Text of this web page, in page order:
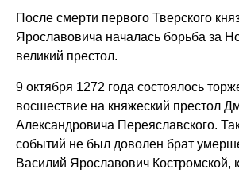
После смерти первого Тверского
Ярославовича началась борьба за
великий престол.
9 октября 1272 года состоялось
восшествие на княжеский престол
Александровича Переяславского.
событий не был доволен брат
Василий Ярославович Костромской,